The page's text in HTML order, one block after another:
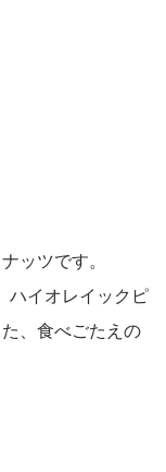
ッツです。
ハイオレイックピ
、食べごたえの